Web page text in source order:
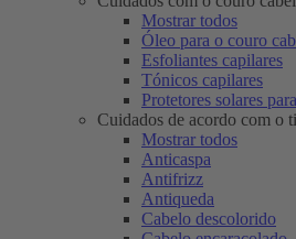
Mostrar todos
Óleo para o couro
Esfoliantes capilares
Tónicos capilares
Protetores solares
Cuidados de acordo com o
Mostrar todos
Anticaspa
Antifrizz
Antiqueda
Cabelo descolorido